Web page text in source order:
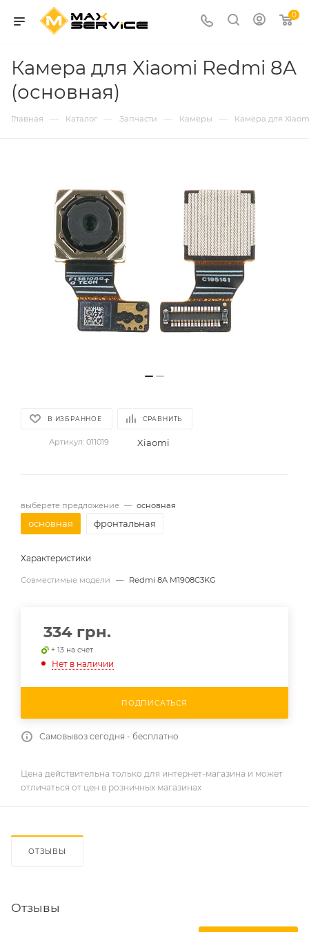
0
Камера для Xiaomi Redmi 8A
(основная)
Главная — Каталог — Запчасти — Камеры — Камера для
В ИЗБРАННОЕ СРАВНИТЬ
Артикул: 011019 Xiaomi
выберете предложение — основная
основная фронтальная
Характеристики
Совместимые модели — Redmi 8A M1908C3KG
334 грн.
+ 13 на счет
Нет в наличии
ПОДПИСАТЬСЯ
Самовывоз сегодня - бесплатно
Цена действительна только для интернет-магазина и может
отличаться от цен в розничных магазинах
ОТЗЫВЫ
Отзывы